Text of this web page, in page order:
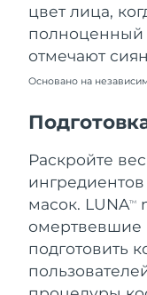
цвет лица,
полноценный
отмечают
Основано на
Раскройте
масок. LUNATM
омертвевшие
подготовить
Румыния
Россия
Саудовская
Сингапур
Словакия
Словения